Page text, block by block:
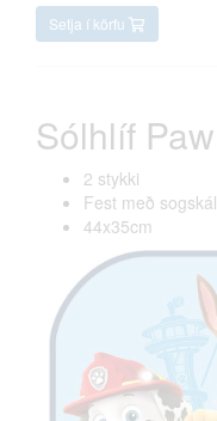
Setja í körfu
Sólhlíf
2 stykki
Fest með sogskál
44x35cm